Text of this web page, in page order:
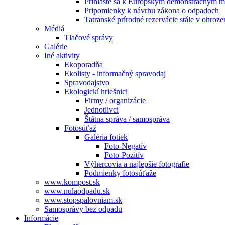
Pripomienky k návrhu zákona o odpadoch
Tatranské prírodné rezervácie stále v
Médiá
Tlačové správy
Galérie
Iné aktivity
Ekoporadňa
Ekolisty - informačný spravodaj
Spravodajstvo
Ekologickí hriešnici
Firmy / organizácie
Jednotlivci
Štátna správa / samospráva
Fotosúťaž
Galéria fotiek
Foto-Negatív
Foto-Pozitív
Výhercovia a najlepšie fotografie
Podmienky fotosúťaže
www.kompost.sk
www.nulaodpadu.sk
www.stopspalovniam.sk
Samosprávy bez odpadu
Informácie